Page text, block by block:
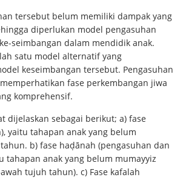
tersebut belum memiliki dampak yang
diperlukan model pengasuhan
seimbangan dalam mendidik anak.
satu model alternatif yang
keseimbangan tersebut. Pengasuhan
fase perkembangan jiwa
komprehensif.
dijelaskan sebagai berikut; a) fase
yaitu tahapan anak yang belum
b) fase haḍānah (pengasuhan dan
tahapan anak yang belum mumayyiz
tujuh tahun). c) Fase kafalah